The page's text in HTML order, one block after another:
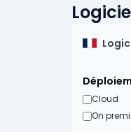
Cloud
On